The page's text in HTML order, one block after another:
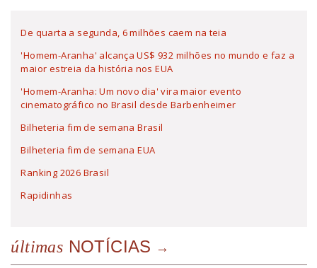
De quarta a segunda, 6 milhões caem na teia
'Homem-Aranha' alcança US$ 932 milhões no mundo e faz a
maior estreia da história nos EUA
'Homem-Aranha: Um novo dia' vira maior evento
cinematográfico no Brasil desde Barbenheimer
Bilheteria fim de semana Brasil
Bilheteria fim de semana EUA
Ranking 2026 Brasil
Rapidinhas
últimas NOTÍCIAS